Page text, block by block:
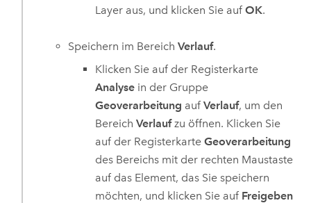
Layer aus, und klicken Sie auf OK.
Speichern im BereichVerlauf.
Klicken Sie auf der Registerkarte
Analysein der Gruppe
Geoverarbeitung auf Verlauf, um den
Bereich Verlaufzu öffnen. Klicken Sie
auf der Registerkarte Geoverarbeitung
des Bereichs mit der rechten Maustaste
auf das Element, das Sie speichern
möchten, und klicken Sie auf Freigeben